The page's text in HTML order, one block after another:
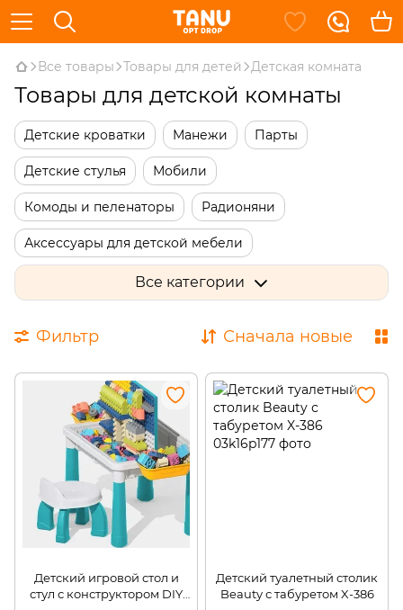
Все товары Товары для детей Детская комната
Товары для детской комнаты
Детские кроватки Манежи Парты
Детские стулья Мобили
Комоды и пеленаторы Радионяни
Аксессуары для детской мебели
Столы для творчества Детская безопасность
Доски для рисования
Все категории
Фильтр Сначала новые
Детский игровой стол и
стул с конструктором DIY
Детский туалетный столик
Beauty с табуретом X-386